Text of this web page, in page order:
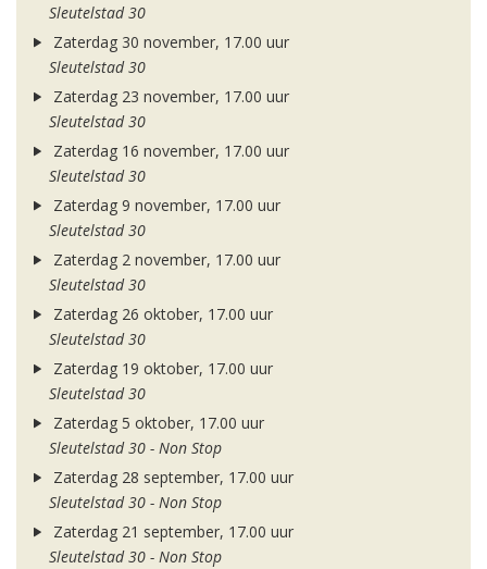
Sleutelstad 30
Zaterdag 30 november, 17.00 uur
Sleutelstad 30
Zaterdag 23 november, 17.00 uur
Sleutelstad 30
Zaterdag 16 november, 17.00 uur
Sleutelstad 30
Zaterdag 9 november, 17.00 uur
Sleutelstad 30
Zaterdag 2 november, 17.00 uur
Sleutelstad 30
Zaterdag 26 oktober, 17.00 uur
Sleutelstad 30
Zaterdag 19 oktober, 17.00 uur
Sleutelstad 30
Zaterdag 5 oktober, 17.00 uur
Sleutelstad 30 - Non Stop
Zaterdag 28 september, 17.00 uur
Sleutelstad 30 - Non Stop
Zaterdag 21 september, 17.00 uur
Sleutelstad 30 - Non Stop